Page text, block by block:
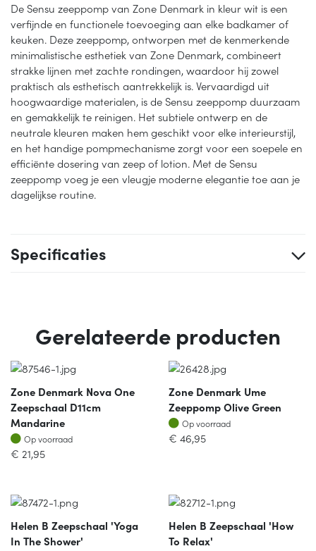
De Sensu zeeppomp van Zone Denmark in kleur wit is een
verfijnde en functionele toevoeging aan elke badkamer of
keuken. Deze zeeppomp, ontworpen met de kenmerkende
minimalistische esthetiek van Zone Denmark, combineert
strakke lijnen met zachte rondingen, waardoor hij zowel
praktisch als esthetisch aantrekkelijk is. Vervaardigd uit
hoogwaardige materialen, is de Sensu zeeppomp duurzaam
en gemakkelijk te reinigen. Het subtiele ontwerp en de
neutrale kleuren maken hem geschikt voor elke interieurstijl,
en het handige pompmechanisme zorgt voor een soepele en
efficiënte dosering van zeep of lotion. Met de Sensu
zeeppomp voeg je een vleugje moderne elegantie toe aan je
dagelijkse routine.
Specificaties
Gerelateerde producten
Zone Denmark Nova One
Zeepschaal D11cm
Mandarine
Op voorraad
Op voorraad
€ 21,95
Zone Denmark Ume
Zeeppomp Olive Green
Op voorraad
Op voorraad
€ 46,95
Helen B Zeepschaal 'yoga
In The Shower'
Helen B Zeepschaal 'how
To Relax'